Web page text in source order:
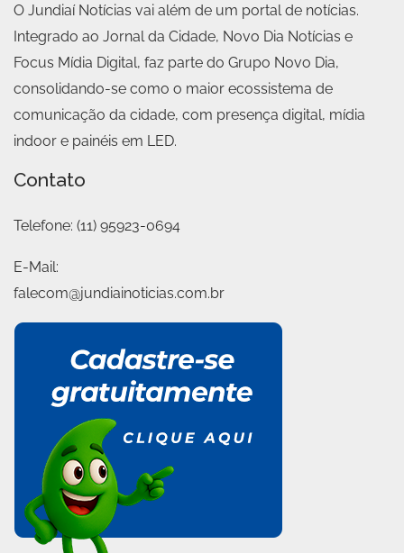
O Jundiaí Notícias vai além de um portal de notícias.
Integrado ao Jornal da Cidade, Novo Dia Notícias e
Focus Mídia Digital, faz parte do Grupo Novo Dia,
consolidando-se como o maior ecossistema de
comunicação da cidade, com presença digital, mídia
indoor e painéis em LED.
Contato
Telefone: (11) 95923-0694
E-Mail:
falecom@jundiainoticias.com.br